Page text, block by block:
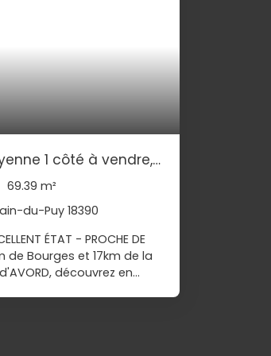
1 côté à vendre,
Germain-du-Puy
69.39 m²
du-Puy 18390
ÉTAT - PROCHE DE
de Bourges et 17km de la
découvrez en